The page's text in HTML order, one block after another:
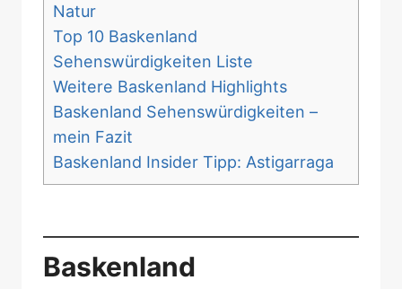
Natur
Top 10 Baskenland
Sehenswürdigkeiten Liste
Weitere Baskenland Highlights
Baskenland Sehenswürdigkeiten –
mein Fazit
Baskenland Insider Tipp: Astigarraga
Baskenland